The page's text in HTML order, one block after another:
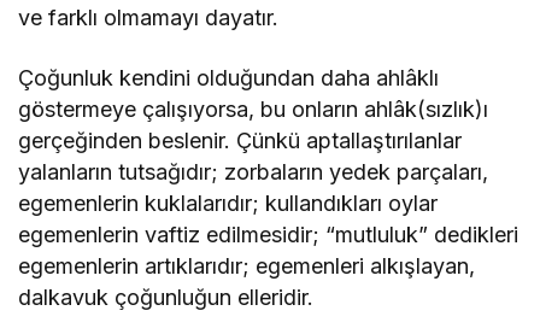
ve farklı olmamayı dayatır.
Çoğunluk kendini olduğundan daha ahlâklı
göstermeye çalışıyorsa, bu onların ahlâk(sızlık)ı
gerçeğinden beslenir. Çünkü aptallaştırılanlar
yalanların tutsağıdır; zorbaların yedek parçaları,
egemenlerin kuklalarıdır; kullandıkları oylar
egemenlerin vaftiz edilmesidir; “mutluluk” dedikleri
egemenlerin artıklarıdır; egemenleri alkışlayan,
dalkavuk çoğunluğun elleridir.